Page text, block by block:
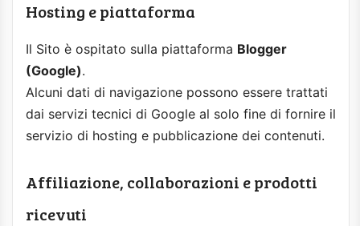
Hosting e piattaforma
Il Sito è ospitato sulla piattaforma Blogger
(Google).
Alcuni dati di navigazione possono essere trattati
dai servizi tecnici di Google al solo fine di fornire il
servizio di hosting e pubblicazione dei contenuti.
Affiliazione, collaborazioni e prodotti
ricevuti